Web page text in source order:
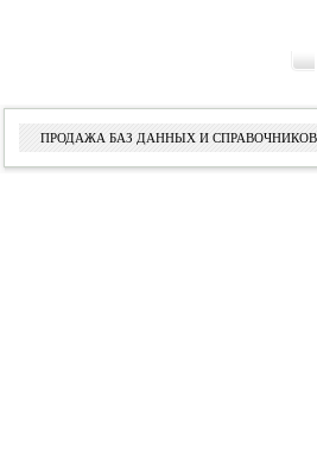
ПРОДАЖА БАЗ ДАННЫХ И СПРАВОЧНИКОВ